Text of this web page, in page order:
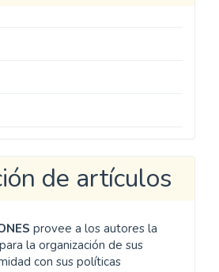
de artículos
provee a los autores la
la organización de sus
con sus políticas